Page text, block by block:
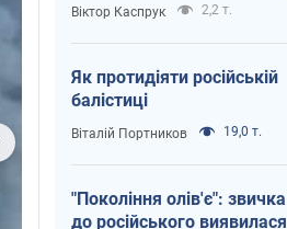
Віктор Каспрук 2,2 т.
Як протидіяти російській
балістиці
Віталій Портников 19,0 т.
"Покоління олів'є": звичка
до російського виявилася